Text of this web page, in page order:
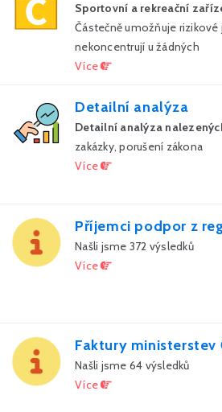
Sportovní a rekreační
Částečně umožňuje rizikové
nekoncentrují u žádných
Více
Detailní analýza
Detailní analýza
zakázky, porušení zákona
Více
Příjemci podpor z
Našli jsme 372 výsledků
Více
Faktury ministerstev
Našli jsme 64 výsledků
Více